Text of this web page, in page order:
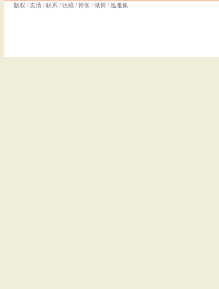
版权 /友情 /联系 /收藏 /博客 /微博 /逸雅集